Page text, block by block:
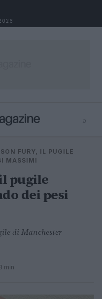
⌕
⌕
FURY, IL PUGILE
MASSIMI
pugile
dei pesi
di Manchester
min